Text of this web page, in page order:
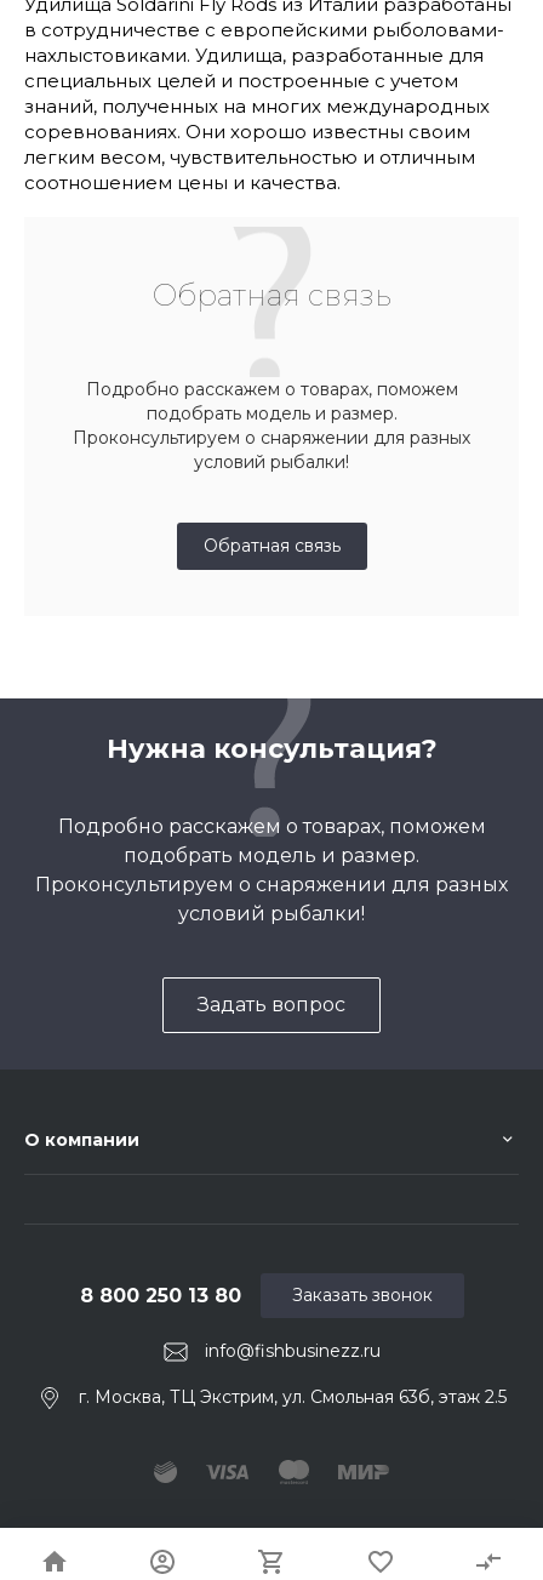
в сотрудничестве с европейскими рыболовами-
нахлыстовиками. Удилища, разработанные для
специальных целей и построенные с учетом
знаний, полученных на многих международных
соревнованиях. Они хорошо известны своим
легким весом, чувствительностью и отличным
соотношением цены и качества.
Обратная связь
Подробно расскажем о товарах, поможем
подобрать модель и размер.
Проконсультируем о снаряжении для разных
условий рыбалки!
Обратная связь
Нужна консультация?
Подробно расскажем о товарах, поможем
подобрать модель и размер.
Проконсультируем о снаряжении для разных
условий рыбалки!
Задать вопрос
О компании
info@fishbusinezz.ru
8 800 250 13 80
г. Москва, ТЦ Экстрим, ул. Смольная 63б, этаж 2.5
Заказать звонок
© 2026 Fishbusinezz. Ваш нахлыстовый магазин